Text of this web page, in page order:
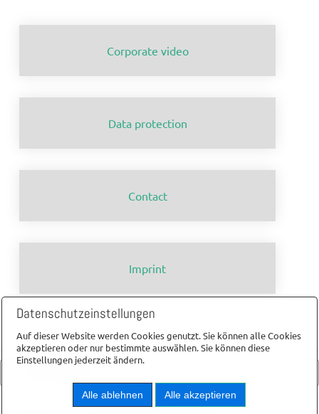
Corporate video
Data protection
Contact
Imprint
Datenschutzeinstellungen
Auf dieser Website werden Cookies genutzt. Sie können alle Cookies
akzeptieren oder nur bestimmte auswählen. Sie können diese
Einstellungen jederzeit ändern.
Alle ablehnen Alle akzeptieren